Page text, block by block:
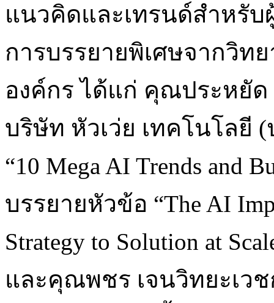
แนวคิดและเทรนด์สำหรั
การบรรยายพิเศษจากวิท
องค์กร ได้แก่ คุณประหยัด
บริษัท หัวเว่ย เทคโนโลยี
“10 Mega AI Trends and
บรรยายหัวข้อ “The AI
Strategy to Solution at
และคุณพชร เจนวิทยะเว